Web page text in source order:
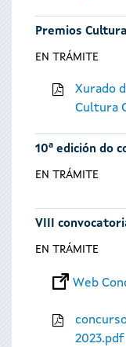
Premios
EN TRÁMITE
Xurado
Cultura
10ª edición do
EN TRÁMITE
VIII
EN TRÁMITE
Web
2023.pdf